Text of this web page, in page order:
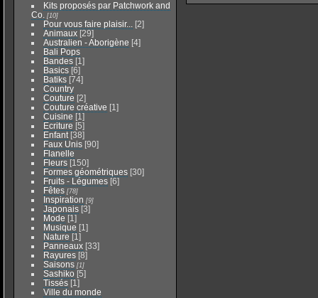
Kits proposés par Patchwork and
Co.
[10]
Pour vous faire plaisir...
[2]
Animaux [29]
Australien - Aborigène [4]
Bali Pops
Bandes [1]
Basics [6]
Batiks [74]
Country
Couture [2]
Couture créative [1]
Cuisine [1]
Ecriture [5]
Enfant [38]
Faux Unis [90]
Flanelle
Fleurs [150]
Formes géométriques [30]
Fruits - Légumes [6]
Fêtes [78]
Inspiration [9]
Japonais [3]
Mode [1]
Musique [1]
Nature [1]
Panneaux [33]
Rayures [8]
Saisons [1]
Sashiko [5]
Tissés [1]
Ville du monde